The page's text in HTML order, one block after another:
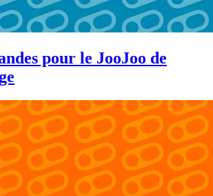
pour le JooJoo de